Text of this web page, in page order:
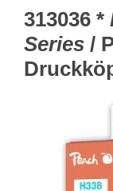
313036 *
Series /